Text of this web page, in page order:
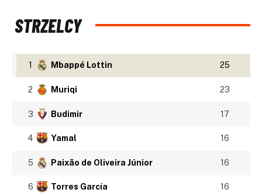
STRZELCY
1 Mbappé Lottin 25
2 Muriqi 23
3 Budimir 17
4 Yamal 16
5 Paixão de Oliveira Júnior 16
6 Torres García 16